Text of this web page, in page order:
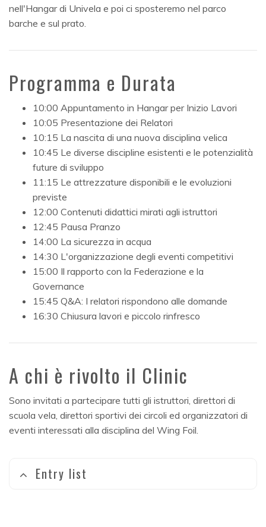
nell'Hangar di Univela e poi ci sposteremo nel parco
barche e sul prato.
Programma e Durata
10:00 Appuntamento in Hangar per Inizio Lavori
10:05 Presentazione dei Relatori
10:15 La nascita di una nuova disciplina velica
10:45 Le diverse discipline esistenti e le potenzialità
future di sviluppo
11:15 Le attrezzature disponibili e le evoluzioni
previste
12:00 Contenuti didattici mirati agli istruttori
12:45 Pausa Pranzo
14:00 La sicurezza in acqua
14:30 L'organizzazione degli eventi competitivi
15:00 Il rapporto con la Federazione e la
Governance
15:45 Q&A: I relatori rispondono alle domande
16:30 Chiusura lavori e piccolo rinfresco
A chi è rivolto il Clinic
Sono invitati a partecipare tutti gli istruttori, direttori di
scuola vela, direttori sportivi dei circoli ed organizzatori di
eventi interessati alla disciplina del Wing Foil.
Entry list